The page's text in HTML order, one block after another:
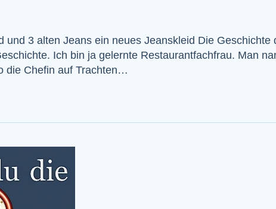
und 3 alten Jeans ein neues Jeanskleid Die
Ich bin ja gelernte Restaurantfachfrau. Man
die Chefin auf Trachten…